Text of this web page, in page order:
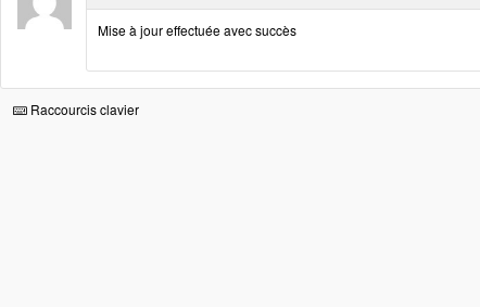
Mise à jour effectuée avec succès
Raccourcis clavier